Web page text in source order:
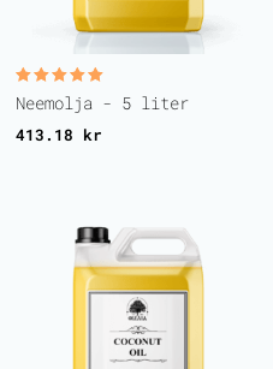
Betygsatt
5.00
Neemolja - 5 liter
413.18 kr